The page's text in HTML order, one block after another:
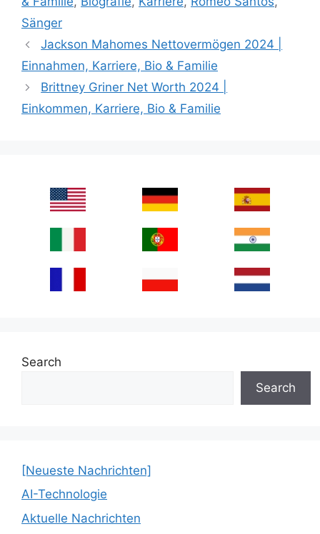
Sänger
Jackson Mahomes Nettovermögen 2024 |
Einnahmen, Karriere, Bio & Familie
Brittney Griner Net Worth 2024 |
Einkommen, Karriere, Bio & Familie
Search
Search
[Neueste Nachrichten]
AI-Technologie
Aktuelle Nachrichten